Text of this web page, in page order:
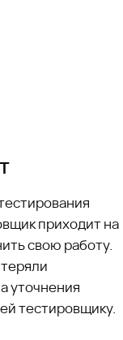
приходит на
свою работу.
уточнения
тестировщику.